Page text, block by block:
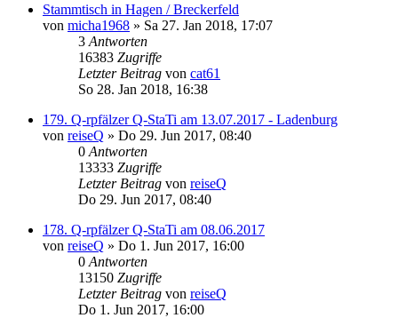
Stammtisch in Hagen / Breckerfeld
von micha1968 » Sa 27. Jan 2018, 17:07
3 Antworten
16383 Zugriffe
Letzter Beitrag von cat61
So 28. Jan 2018, 16:38
179. Q-rpfälzer Q-StaTi am 13.07.2017 - Ladenburg
von reiseQ » Do 29. Jun 2017, 08:40
0 Antworten
13333 Zugriffe
Letzter Beitrag von reiseQ
Do 29. Jun 2017, 08:40
178. Q-rpfälzer Q-StaTi am 08.06.2017
von reiseQ » Do 1. Jun 2017, 16:00
0 Antworten
13150 Zugriffe
Letzter Beitrag von reiseQ
Do 1. Jun 2017, 16:00